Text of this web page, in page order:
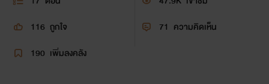
116 ถูกใจ 71 ความคิดเห็น
190 เพิ่มลงคลัง